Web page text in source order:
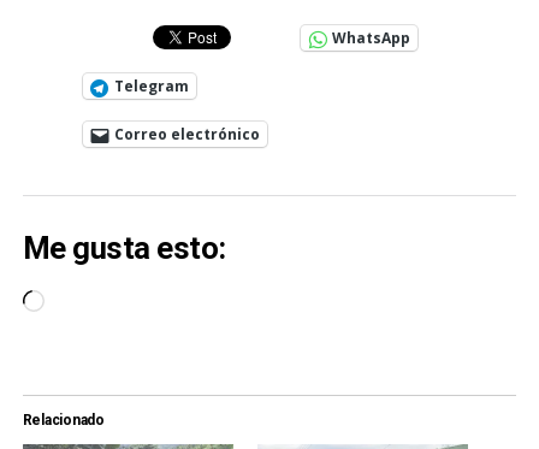
WhatsApp
Telegram
Correo electrónico
Me gusta esto:
Cargando...
Relacionado